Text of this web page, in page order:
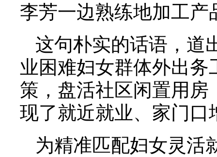
李芳一边熟练地加工
这句朴实的话语，道
业困难妇女群体外出
策，盘活社区闲置用房
现了就近就业、家门口
为精准匹配妇女灵活